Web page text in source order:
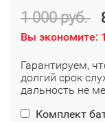
1 000 руб.
Вы экономите:
Гарантируем,
долгий срок
дальность не
Комплект